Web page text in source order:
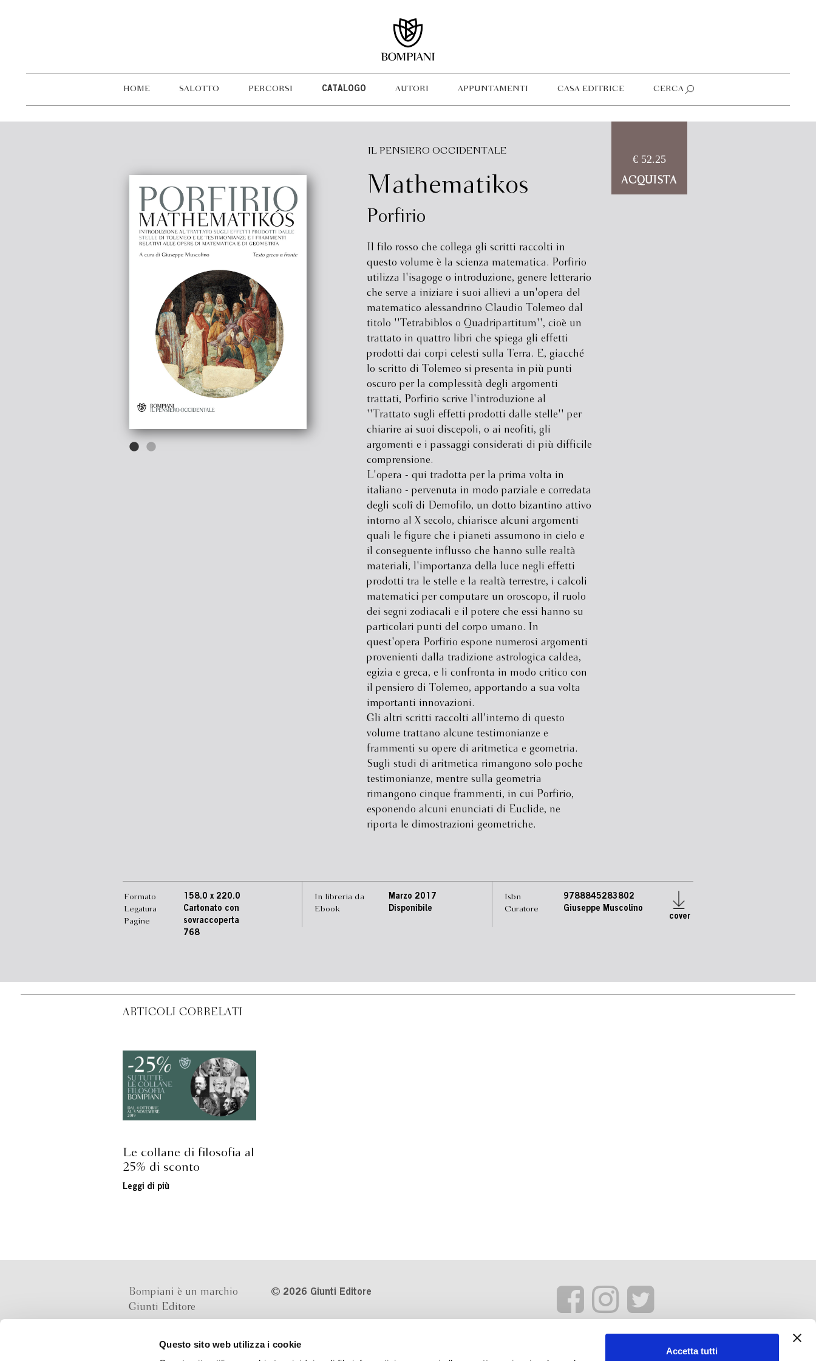
Questo sito web utilizza i cookie
Accetta tutti
HOME SALOTTO PERCORSI CATALOGO AUTORI APPUNTAMENTI CASA EDITRICE CERCA
IL PENSIERO OCCIDENTALE
Mathematikos
Porfirio
Il filo rosso che collega gli scritti raccolti in
questo volume è la scienza matematica. Porfirio
utilizza l'isagoge o introduzione, genere letterario
che serve a iniziare i suoi allievi a un'opera del
matematico alessandrino Claudio Tolemeo dal
titolo ''Tetrabiblos o Quadripartitum'', cioè un
trattato in quattro libri che spiega gli effetti
prodotti dai corpi celesti sulla Terra. E, giacché
lo scritto di Tolemeo si presenta in più punti
oscuro per la complessità degli argomenti
trattati, Porfirio scrive l'introduzione al
''Trattato sugli effetti prodotti dalle stelle'' per
chiarire ai suoi discepoli, o ai neofiti, gli
argomenti e i passaggi considerati di più difficile
comprensione.
L'opera - qui tradotta per la prima volta in
italiano - pervenuta in modo parziale e corredata
degli scolî di Demofilo, un dotto bizantino attivo
intorno al X secolo, chiarisce alcuni argomenti
quali le figure che i pianeti assumono in cielo e
il conseguente influsso che hanno sulle realtà
materiali, l'importanza della luce negli effetti
prodotti tra le stelle e la realtà terrestre, i calcoli
matematici per computare un oroscopo, il ruolo
dei segni zodiacali e il potere che essi hanno su
particolari punti del corpo umano. In
quest'opera Porfirio espone numerosi argomenti
provenienti dalla tradizione astrologica caldea,
egizia e greca, e li confronta in modo critico con
il pensiero di Tolemeo, apportando a sua volta
importanti innovazioni.
Gli altri scritti raccolti all'interno di questo
volume trattano alcune testimonianze e
frammenti su opere di aritmetica e geometria.
Sugli studi di aritmetica rimangono solo poche
testimonianze, mentre sulla geometria
rimangono cinque frammenti, in cui Porfirio,
esponendo alcuni enunciati di Euclide, ne
riporta le dimostrazioni geometriche.
€ 52.25
ACQUISTA
Formato
Legatura
Pagine
158.0 x 220.0
Cartonato con
sovraccoperta
768
In libreria da
Ebook
Marzo 2017
Disponibile
Isbn
Curatore
9788845283802
Giuseppe Muscolino
cover
ARTICOLI CORRELATI
Le collane di filosofia al
25% di sconto
Leggi di più
Bompiani è un marchio
Giunti Editore
2026 Giunti Editore